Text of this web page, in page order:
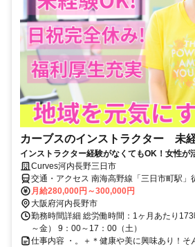
カーブスのインストラクター 未
インストラクター経験がなくてもOK！女性が
Curves河内長野三日市
交通・アクセス 南海高野線「三日市町駅」
月給280,000円～300,000円
大阪府河内長野市
勤務時間詳細 総労働時間：1ヶ月あたり
～金） 9：00～17：00（土）
仕事内容 ・。＋＊健康や美に興味あり！そ